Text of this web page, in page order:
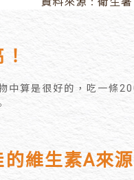
中算是很好的，吃一條
維生素A來源